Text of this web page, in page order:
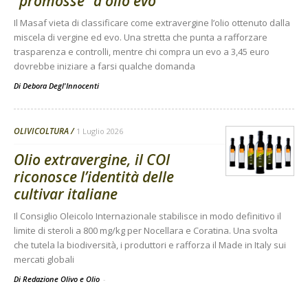
Il Masaf vieta di classificare come extravergine l’olio ottenuto dalla
miscela di vergine ed evo. Una stretta che punta a rafforzare
trasparenza e controlli, mentre chi compra un evo a 3,45 euro
dovrebbe iniziare a farsi qualche domanda
Di Debora Degl'Innocenti
OLIVICOLTURA 1 Luglio 2026
Olio extravergine, il COI
riconosce l’identità delle
cultivar italiane
Il Consiglio Oleicolo Internazionale stabilisce in modo definitivo il
limite di steroli a 800 mg/kg per Nocellara e Coratina. Una svolta
che tutela la biodiversità, i produttori e rafforza il Made in Italy sui
mercati globali
Di Redazione Olivo e Olio -